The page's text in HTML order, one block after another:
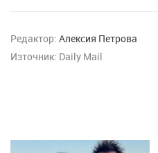
Редактор: Алексия Петрова
Източник: Daily Mail